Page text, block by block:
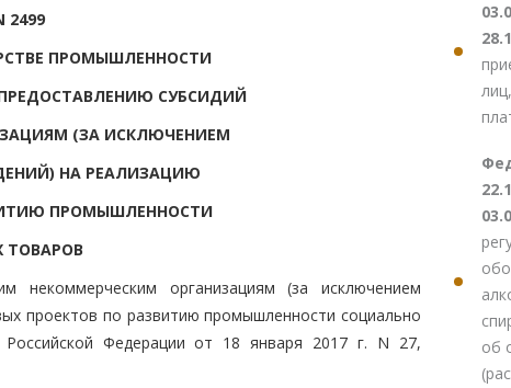
2499
ПРОМЫШЛЕННОСТИ
СУБСИДИЙ
(ЗА ИСКЛЮЧЕНИЕМ
НА РЕАЛИЗАЦИЮ
ПРОМЫШЛЕННОСТИ
некоммерческим организациям (за исключением
проектов по развитию промышленности социально
Российской Федерации от 18 января 2017 г. N 27,
об